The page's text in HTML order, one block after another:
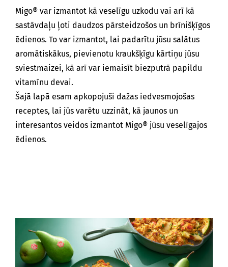
Migo® var izmantot kā veselīgu uzkodu vai arī kā
sastāvdaļu ļoti daudzos pārsteidzošos un brīnišķīgos
ēdienos. To var izmantot, lai padarītu jūsu salātus
aromātiskākus, pievienotu kraukšķīgu kārtiņu jūsu
sviestmaizei, kā arī var iemaisīt biezputrā papildu
vitamīnu devai.
Šajā lapā esam apkopojuši dažas iedvesmojošas
receptes, lai jūs varētu uzzināt, kā jaunos un
interesantos veidos izmantot Migo® jūsu veselīgajos
ēdienos.